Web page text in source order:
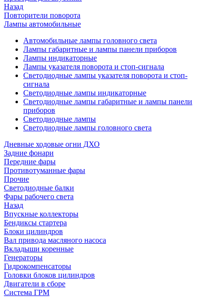
Назад
Повторители поворота
Лампы автомобильные
Автомобильные лампы головного света
Лампы габаритные и лампы панели приборов
Лампы индикаторные
Лампы указателя поворота и стоп-сигнала
Светодиодные лампы указателя поворота и стоп-
сигнала
Светодиодные лампы индикаторные
Светодиодные лампы габаритные и лампы панели
приборов
Светодиодные лампы
Светодиодные лампы головного света
Дневные ходовые огни ДХО
Задние фонари
Передние фары
Противотуманные фары
Прочие
Светодиодные балки
Фары рабочего света
Назад
Впускные коллекторы
Бендиксы стартера
Блоки цилиндров
Вал привода масляного насоса
Вкладыши коренные
Генераторы
Гидрокомпенсаторы
Головки блоков цилиндров
Двигатели в сборе
Система ГРМ